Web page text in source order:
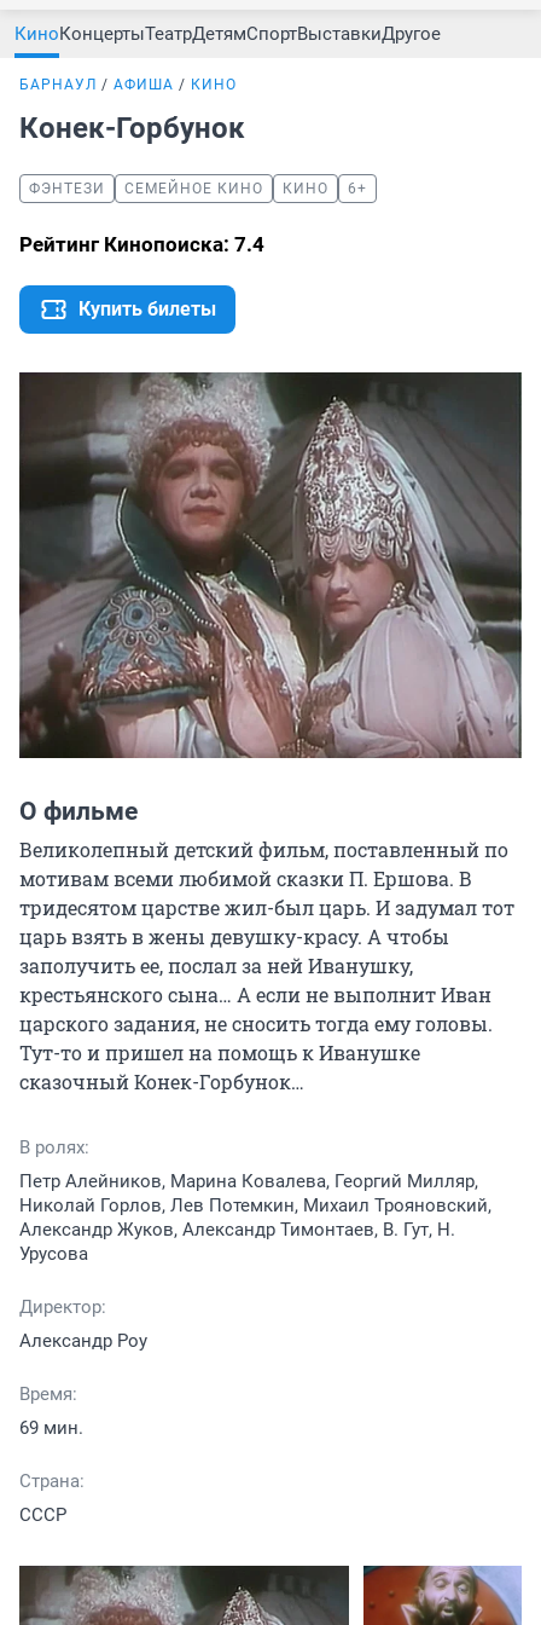
КиноКонцертыТеатрДетямСпортВыставкиДругое
БАРНАУЛ АФИША КИНО
Конек-Горбунок
ФЭНТЕЗИ СЕМЕЙНОЕ КИНО КИНО 6+
Рейтинг Кинопоиска: 7.4
Купить билеты
О фильме
Великолепный детский фильм, поставленный по
мотивам всеми любимой сказки П. Ершова. В
тридесятом царстве жил-был царь. И задумал тот
царь взять в жены девушку-красу. А чтобы
заполучить ее, послал за ней Иванушку,
крестьянского сына… А если не выполнит Иван
царского задания, не сносить тогда ему головы.
Тут-то и пришел на помощь к Иванушке
сказочный Конек-Горбунок…
В ролях:
Петр Алейников, Марина Ковалева, Георгий Милляр,
Николай Горлов, Лев Потемкин, Михаил Трояновский,
Александр Жуков, Александр Тимонтаев, В. Гут, Н.
Урусова
Директор:
Александр Роу
Время:
69 мин.
Страна:
СССР